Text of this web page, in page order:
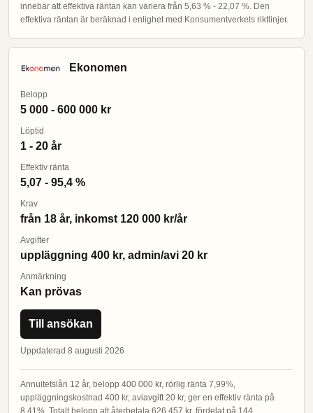
innebär att effektiva räntan kan variera från 5,63 % - 22,07 %. Den
effektiva räntan är beräknad i enlighet med Konsumentverkets riktlinjer.
Ekonomen
Belopp
5 000 - 600 000 kr
Löptid
1 - 20 år
Effektiv ränta
5,07 - 95,4 %
Krav
från 18 år, inkomst 120 000 kr/år
Avgifter
uppläggning 400 kr, admin/avi 20 kr
Anmärkning
Kan prövas
Till ansökan
Uppdaterad 8 augusti 2026
Annuitetslån 12 år, belopp 400 000 kr, rörlig ränta 7,99%,
uppläggningskostnad 400 kr, aviavgift 20 kr, ger en effektiv ränta på